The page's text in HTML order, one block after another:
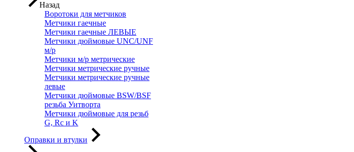
Назад
Воротоки для метчиков
Метчики гаечные
Метчики гаечные ЛЕВЫЕ
Метчики дюймовые UNC/UNF
м/р
Метчики м/р метрические
Метчики метрические ручные
Метчики метрические ручные
левые
Метчики дюймовые BSW/BSF
резьба Уитворта
Метчики дюймовые для резьб
G, Rc и K
Оправки и втулки